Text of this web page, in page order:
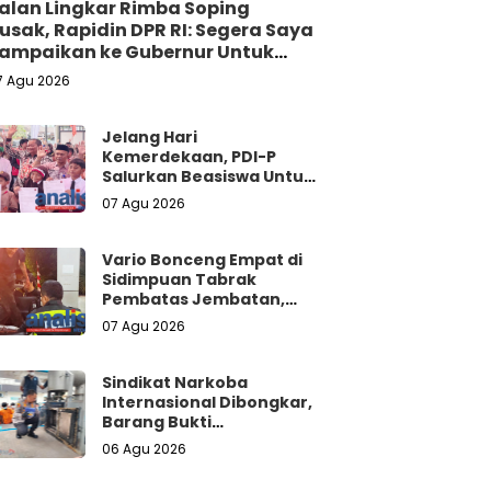
Lingkar Rimba Soping
Rapidin DPR RI: Segera Saya
ke Gubernur Untuk
Agu 2026
Jelang Hari
Kemerdekaan, PDI-P
Salurkan Beasiswa Untuk
Pelajar di
Padangsidimpuan
07 Agu 2026
Vario Bonceng Empat di
Sidimpuan Tabrak
Pembatas Jembatan,
Satu Tewas dan Tiga
Terluka
07 Agu 2026
Sindikat Narkoba
Internasional Dibongkar,
Barang Bukti
Dimusnahkan
06 Agu 2026